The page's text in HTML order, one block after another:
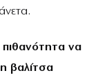
πιθανότητα να
βαλίτσα